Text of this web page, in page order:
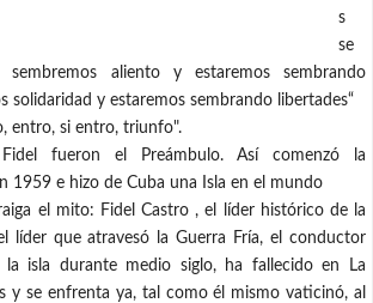
s
se
sembremos aliento y estaremos sembrando
solidaridad y estaremos sembrando libertades“
entro, si entro, triunfo".
fueron el Preámbulo. Así comenzó la
1959 e hizo de Cuba una Isla en el mundo
el mito: Fidel Castro , el líder histórico de la
líder que atravesó la Guerra Fría, el conductor
isla durante medio siglo, ha fallecido en La
y se enfrenta ya, tal como él mismo vaticinó, al